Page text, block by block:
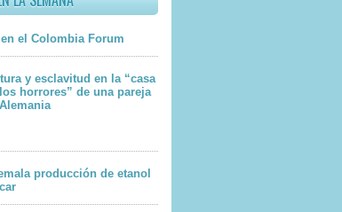
el Colombia Forum
y esclavitud en la “casa
horrores” de una pareja
producción de etanol